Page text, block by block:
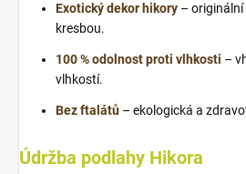
Exotický dekor hikory –
kresbou.
100 % odolnost proti vlhkosti –
vlhkostí.
Bez ftalátů – ekologická a
Údržba podlahy Hikora